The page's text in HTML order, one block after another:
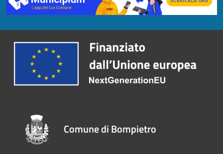
Comune di Bompietro